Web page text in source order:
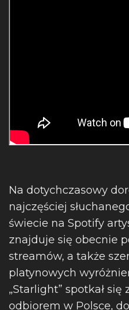
Na dotychczasowy
najczęściej
świecie na Spotify
znajduje się obecnie
streamów, a także
platynowych
„Starlight” spotkał
odbiorem w Polsce,